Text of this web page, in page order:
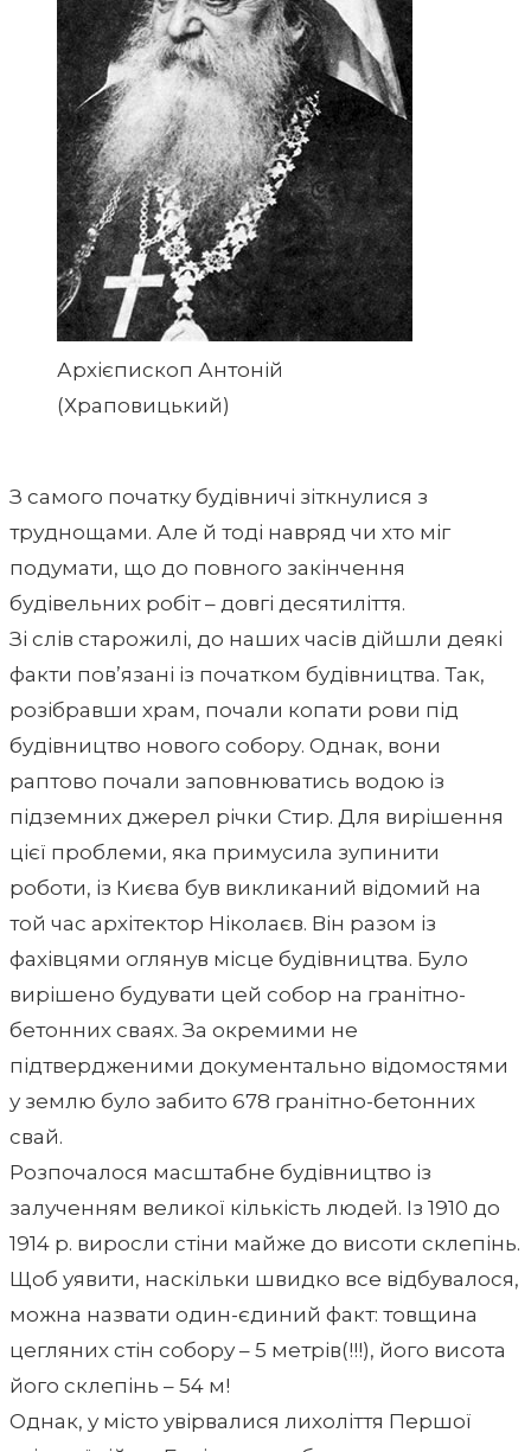
Архієпископ Антоній
(Храповицький)
З самого початку будівничі зіткнулися з
труднощами. Але й тоді навряд чи хто міг
подумати, що до повного закінчення
будівельних робіт – довгі десятиліття.
Зі слів старожилі, до наших часів дійшли деякі
факти пов’язані із початком будівництва. Так,
розібравши храм, почали копати рови під
будівництво нового собору. Однак, вони
раптово почали заповнюватись водою із
підземних джерел річки Стир. Для вирішення
цієї проблеми, яка примусила зупинити
роботи, із Києва був викликаний відомий на
той час архітектор Ніколаєв. Він разом із
фахівцями оглянув місце будівництва. Було
вирішено будувати цей собор на гранітно-
бетонних сваях. За окремими не
підтвердженими документально відомостями
у землю було забито 678 гранітно-бетонних
свай.
Розпочалося масштабне будівництво із
залученням великої кількість людей. Із 1910 до
1914 р. виросли стіни майже до висоти склепінь.
Щоб уявити, наскільки швидко все відбувалося,
можна назвати один-єдиний факт: товщина
цегляних стін собору – 5 метрів(!!!), його висота
його склепінь – 54 м!
Однак, у місто увірвалися лихоліття Першої